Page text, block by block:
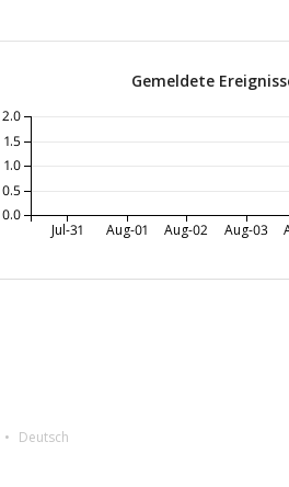
Gemeldete
Jul-31 Aug-01 Aug-02 Aug-03
0.0
0.5
1.0
1.5
2.0
Deutsch